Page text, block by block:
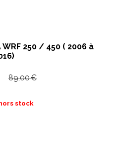
WRF 250 / 450 ( 2006 à
89,00€
stock